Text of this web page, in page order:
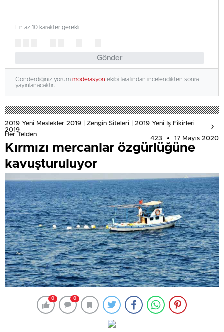
Gönder
En az 10 karakter gerekli
Gönderdiğiniz yorum moderasyon ekibi tarafından incelendikten sonra
yayınlanacaktır.
2019 Yeni Meslekler 2019 | Zengin Siteleri | 2019 Yeni Iş Fikirleri
2019
Her Telden
423 17 Mayıs 2020
Kırmızı mercanlar özgürlüğüne
kavuşturuluyor
0 0